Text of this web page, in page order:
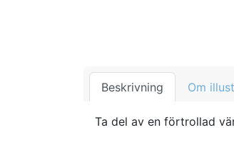
Beskrivning Om
Ta del av en förtrollad